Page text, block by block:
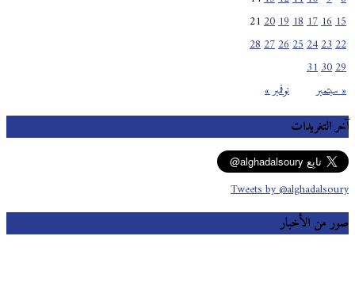
« سبتمبر نوفمبر »
15
16
17
18
19
20
21
22
23
24
25
26
27
28
29
30
31
آخر التغريدات
Tweets by @alghadalsoury
صور من الأخبار